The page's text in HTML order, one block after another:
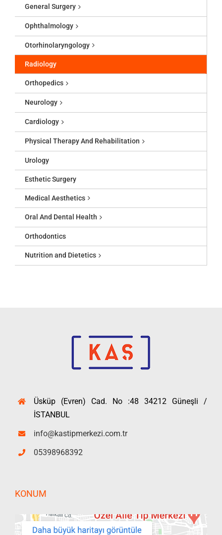
General Surgery
Ophthalmology
Otorhinolaryngology
Radiology
Orthopedics
Neurology
Cardiology
Physical Therapy And Rehabilitation
Urology
Esthetic Surgery
Medical Aesthetics
Oral And Dental Health
Orthodontics
Nutrition and Dietetics
Üsküp (Evren) Cad. No :48 34212 Güneşli /
İSTANBUL
info@kastipmerkezi.com.tr
05398968392
KONUM